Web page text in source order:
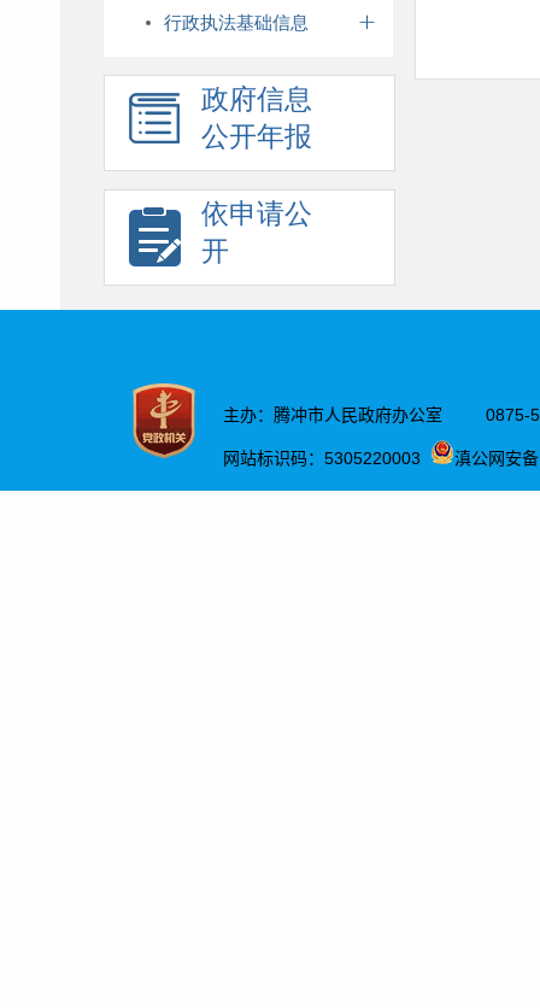
行政执法基础信息
政府信息
公开年报
依申请公
开